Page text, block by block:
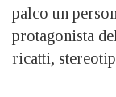
palco un
protagonista
ricatti,